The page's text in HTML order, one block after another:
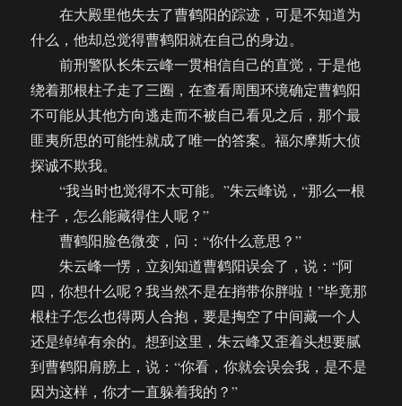
在大殿里他失去了曹鹤阳的踪迹，可是不知道为
什么，他却总觉得曹鹤阳就在自己的身边。
前刑警队长朱云峰一贯相信自己的直觉，于是他
绕着那根柱子走了三圈，在查看周围环境确定曹鹤阳
不可能从其他方向逃走而不被自己看见之后，那个最
匪夷所思的可能性就成了唯一的答案。福尔摩斯大侦
探诚不欺我。
“我当时也觉得不太可能。”朱云峰说，“那么一根
柱子，怎么能藏得住人呢？”
曹鹤阳脸色微变，问：“你什么意思？”
朱云峰一愣，立刻知道曹鹤阳误会了，说：“阿
四，你想什么呢？我当然不是在捎带你胖啦！”毕竟那
根柱子怎么也得两人合抱，要是掏空了中间藏一个人
还是绰绰有余的。想到这里，朱云峰又歪着头想要腻
到曹鹤阳肩膀上，说：“你看，你就会误会我，是不是
因为这样，你才一直躲着我的？”